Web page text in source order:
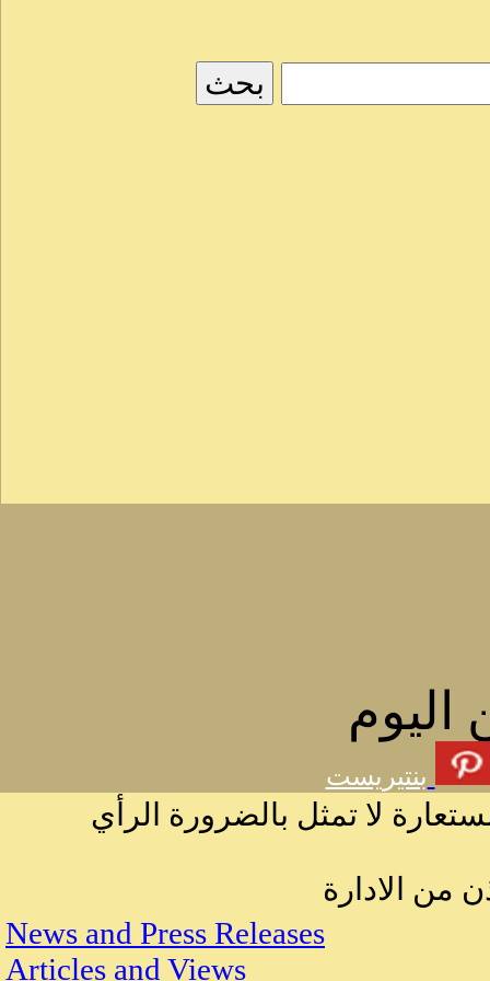
اليوم
بنتيريست
لا تمثل بالضرورة الرأي
من الادارة
News and Press Releases
Articles and Views